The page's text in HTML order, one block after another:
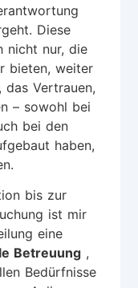
Diese
nicht nur, die
bieten, weiter
das Vertrauen,
– sowohl bei
bei den
haben,
bis zur
ist mir
eine
Betreuung ,
Bedürfnisse